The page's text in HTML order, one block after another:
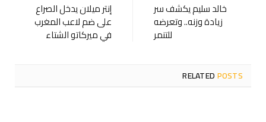
خالد سليم يكشف سر
زيادة وزنه.. وتعرضه
للتنمر
إنتر ميلان يدخل الصراع
على ضم لاعب المغرب
في ميركاتو الشتاء
RELATEDPOSTS